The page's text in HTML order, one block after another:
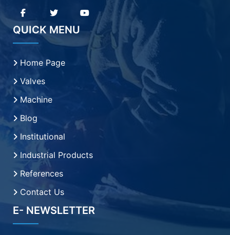
QUICK MENU
Home Page
Valves
Machine
Blog
Institutional
Industrial Products
References
Contact Us
E- NEWSLETTER